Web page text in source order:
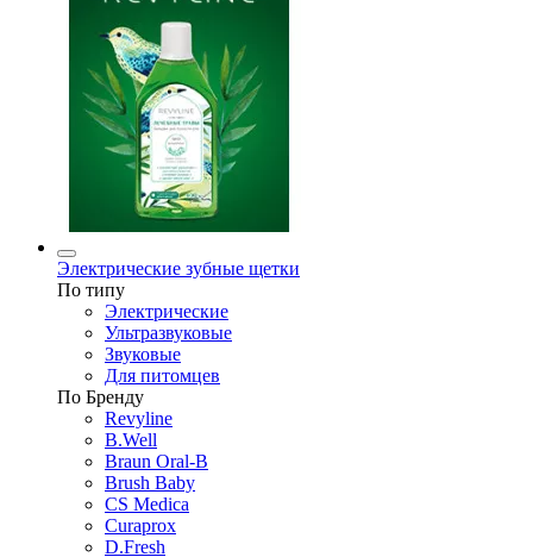
Электрические зубные щетки
По типу
Электрические
Ультразвуковые
Звуковые
Для питомцев
По Бренду
Revyline
B.Well
Braun Oral-B
Brush Baby
CS Medica
Curaprox
D.Fresh